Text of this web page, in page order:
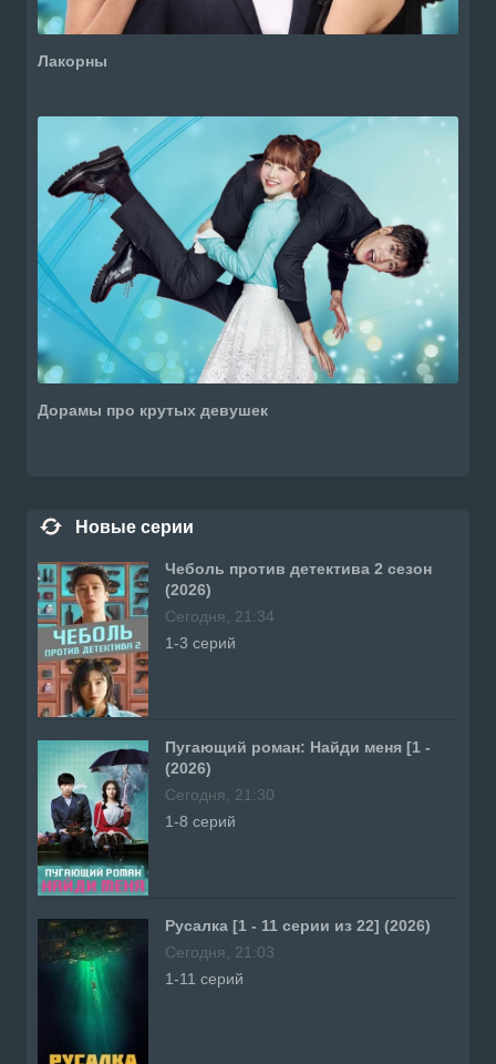
Лакорны
Дорамы про крутых девушек
Новые серии
Чеболь против детектива 2 сезон
(2026)
Сегодня, 21:34
1-3 серий
Пугающий роман: Найди меня [1 -
(2026)
Сегодня, 21:30
1-8 серий
Русалка [1 - 11 серии из 22] (2026)
Сегодня, 21:03
1-11 серий